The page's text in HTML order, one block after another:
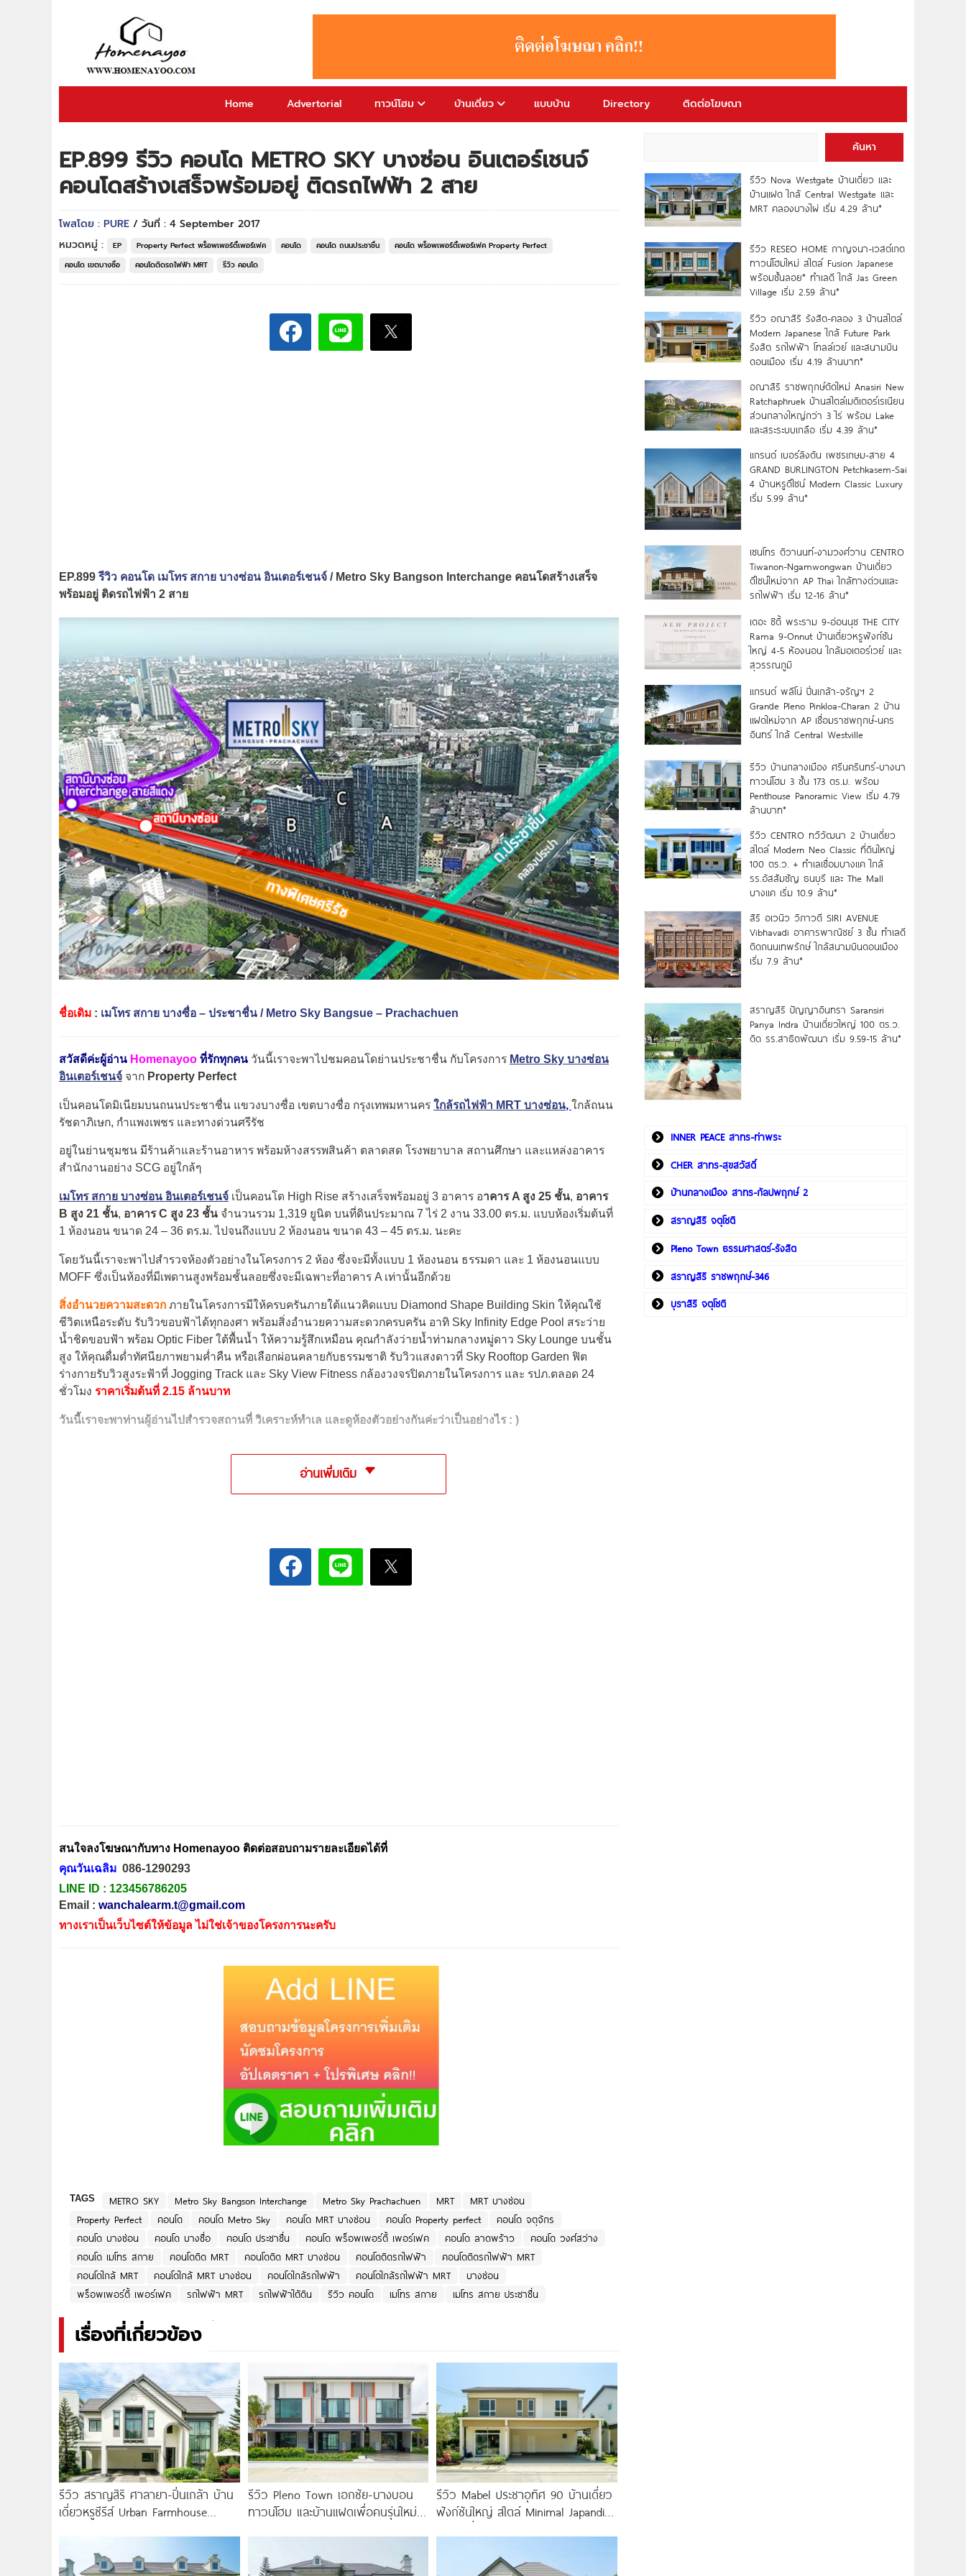
Home Advertorial ทาวน์โฮม บ้านเดี่ยว แบบบ้าน Directory ติดต่อโฆษณา
EP.899 รีวิว คอนโด METRO SKY บางซ่อน อินเตอร์เชนจ์
คอนโดสร้างเสร็จพร้อมอยู่ ติดรถไฟฟ้า 2 สาย
โพสโดย : PURE / วันที่ : 4 September 2017
หมวดหมู่ :
EP Property Perfect พร็อพเพอร์ตี้เพอร์เฟค คอนโด คอนโด ถนนประชาชื่น
คอนโด พร็อพเพอร์ตี้เพอร์เฟค Property Perfect
คอนโด เขตบางซื่อ
คอนโดติดรถไฟฟ้า MRT รีวิว คอนโด
EP.899รีวิว คอนโด เมโทร สกาย บางซ่อน อินเตอร์เชนจ์ / Metro Sky Bangson Interchange คอนโดสร้างเสร็จ
พร้อมอยู่ ติดรถไฟฟ้า 2 สาย
ชื่อเดิม : เมโทร สกาย บางซื่อ – ประชาชื่น / Metro Sky Bangsue – Prachachuen
สวัสดีค่ะผู้อ่าน Homenayoo ที่รักทุกคน วันนี้เราจะพาไปชมคอนโดย่านประชาชื่น กับโครงการ Metro Sky บางซ่อน
อินเตอร์เชนจ์ จาก Property Perfect
เป็นคอนโดมิเนียมบนถนนประชาชื่น แขวงบางซื่อ เขตบางซื่อ กรุงเทพมหานคร ใกล้รถไฟฟ้า MRT บางซ่อน, ใกล้ถนน
รัชดาภิเษก, กำแพงเพชร และทางด่วนศรีรัช
อยู่ในย่านชุมชน มีร้านค้าและร้านอาหาร พร้อมห้างสรรพสินค้า ตลาดสด โรงพยาบาล สถานศึกษา และแหล่งอาคาร
สำนักงานอย่าง SCG อยู่ใกล้ๆ
เมโทร สกาย บางซ่อน อินเตอร์เชนจ์ เป็นคอนโด High Rise สร้างเสร็จพร้อมอยู่ 3 อาคาร อาคาร A สูง 25 ชั้น, อาคาร
B สูง 21 ชั้น, อาคาร C สูง 23 ชั้น จำนวนรวม 1,319 ยูนิต บนที่ดินประมาณ 7 ไร่ 2 งาน 33.00 ตร.ม. แบบห้องเริ่มต้นที่
1 ห้องนอน ขนาด 24 – 36 ตร.ม. ไปจนถึงแบบ 2 ห้องนอน ขนาด 43 – 45 ตร.ม. นะคะ
โดยวันนี้เราจะพาไปสำรวจห้องตัวอย่างในโครงการ 2 ห้อง ซึ่งจะมีทั้งแบบ 1 ห้องนอน ธรรมดา และ 1 ห้องนอนแบบ
MOFF ซึ่งเป็นห้องที่มีเพดานสูงพร้อมชั้นลอยซึ่งจะมีเฉพาะที่อาคาร A เท่านั้นอีกด้วย
สิ่งอำนวยความสะดวก ภายในโครงการมีให้ครบครันภายใต้แนวคิดแบบ Diamond Shape Building Skin ให้คุณใช้
ชีวิตเหนือระดับ รับวิวขอบฟ้าได้ทุกองศา พร้อมสิ่งอำนวยความสะดวกครบครัน อาทิ Sky Infinity Edge Pool สระว่าย
น้ำชิดขอบฟ้า พร้อม Optic Fiber ใต้พื้นน้ำ ให้ความรู้สึกเหมือน คุณกำลังว่ายน้ำท่ามกลางหมู่ดาว Sky Lounge บนชั้น
สูง ให้คุณดื่มด่ำทัศนียภาพยามค่ำคืน หรือเลือกผ่อนคลายกับธรรมชาติ รับวิวแสงดาวที่ Sky Rooftop Garden ฟิต
ร่างกายรับวิวสูงระฟ้าที่ Jogging Track และ Sky View Fitness กล้องวงจรปิดภายในโครงการ และ รปภ.ตลอด 24
ชั่วโมง ราคาเริ่มต้นที่ 2.15 ล้านบาท
วันนี้เราจะพาท่านผู้อ่านไปสำรวจสถานที่ วิเคราะห์ทำเล และดูห้องตัวอย่างกันค่ะว่าเป็นอย่างไร : )
อ่านเพิ่มเติม
สนใจลงโฆษณากับทาง Homenayoo ติดต่อสอบถามรายละเอียดได้ที่
คุณวันเฉลิม 086-1290293
LINE ID : 123456786205
Email : wanchalearm.t@gmail.com
ทางเราเป็นเว็บไซต์ให้ข้อมูล ไม่ใช่เจ้าของโครงการนะครับ
TAGS METRO SKY Metro Sky Bangson Interchange Metro Sky Prachachuen MRT
MRT บางซ่อน
Property Perfect
คอนโด คอนโด Metro Sky คอนโด MRT บางซ่อน คอนโด Property perfect
คอนโด จตุจักร
คอนโด บางซ่อน
คอนโด บางซื่อ คอนโด ประชาชื่น คอนโด พร็อพเพอร์ตี้ เพอร์เฟค คอนโด ลาดพร้าว
คอนโด วงศ์สว่าง
คอนโด เมโทร สกาย
คอนโดติด MRT คอนโดติด MRT บางซ่อน คอนโดติดรถไฟฟ้า
คอนโดติดรถไฟฟ้า MRT
คอนโดใกล้ MRT
คอนโดใกล้ MRT บางซ่อน คอนโดใกล้รถไฟฟ้า คอนโดใกล้รถไฟฟ้า MRT
บางซ่อน
พร็อพเพอร์ตี้ เพอร์เฟค
รถไฟฟ้า MRT รถไฟฟ้าใต้ดิน รีวิว คอนโด เมโทร สกาย เมโทร สกาย ประชาชื่น
เรื่องที่เกี่ยวข้อง
รีวิว สราญสิริ ศาลายา-ปิ่นเกล้า บ้าน
เดี่ยวหรูซีรีส์ Urban Farmhouse
รีวิว Pleno Town เอกชัย-บางบอน
ทาวน์โฮม และบ้านแฝดเพื่อคนรุ่นใหม่
รีวิว Mabel ประชาอุทิศ 90 บ้านเดี่ยว
ฟังก์ชันใหญ่ สไตล์ Minimal Japandi
ค้นหา
รีวิว Nova Westgate บ้านเดี่ยว และ
บ้านแฝด ใกล้ Central Westgate และ
MRT คลองบางไผ่ เริ่ม 4.29 ล้าน*
รีวิว RESEO HOME กาญจนา-เวสต์เกต
ทาวน์โฮมใหม่ สไตล์ Fusion Japanese
พร้อมชั้นลอย* ทำเลดี ใกล้ Jas Green
Village เริ่ม 2.59 ล้าน*
รีวิว อณาสิริ รังสิต-คลอง 3 บ้านสไตล์
Modern Japanese ใกล้ Future Park
รังสิต รถไฟฟ้า โทลล์เวย์ และสนามบิน
ดอนเมือง เริ่ม 4.19 ล้านบาท*
อณาสิริ ราชพฤกษ์ตัดใหม่ Anasiri New
Ratchaphruek บ้านสไตล์เมดิเตอร์เรเนียน
ส่วนกลางใหญ่กว่า 3 ไร่ พร้อม Lake
และสระระบบเกลือ เริ่ม 4.39 ล้าน*
แกรนด์ เบอร์ลิงตัน เพชรเกษม-สาย 4
GRAND BURLINGTON Petchkasem-Sai
4 บ้านหรูดีไซน์ Modern Classic Luxury
เริ่ม 5.99 ล้าน*
เซนโทร ติวานนท์-งามวงศ์วาน CENTRO
Tiwanon-Ngamwongwan บ้านเดี่ยว
ดีไซน์ใหม่จาก AP Thai ใกล้ทางด่วนและ
รถไฟฟ้า เริ่ม 12-16 ล้าน*
เดอะ ซิตี้ พระราม 9-อ่อนนุช THE CITY
Rama 9-Onnut บ้านเดี่ยวหรูฟังก์ชัน
ใหญ่ 4-5 ห้องนอน ใกล้มอเตอร์เวย์ และ
สุวรรณภูมิ
แกรนด์ พลีโน่ ปิ่นเกล้า-จรัญฯ 2
Grande Pleno Pinkloa-Charan 2 บ้าน
แฝดใหม่จาก AP เชื่อมราชพฤกษ์-นคร
อินทร์ ใกล้ Central Westville
รีวิว บ้านกลางเมือง ศรีนครินทร์-บางนา
ทาวน์โฮม 3 ชั้น 173 ตร.ม. พร้อม
Penthouse Panoramic View เริ่ม 4.79
ล้านบาท*
รีวิว CENTRO ทวีวัฒนา 2 บ้านเดี่ยว
สไตล์ Modern Neo Classic ที่ดินใหญ่
100 ตร.ว. + ทำเลเชื่อมบางแค ใกล้
รร.อัสสัมชัญ ธนบุรี และ The Mall
บางแค เริ่ม 10.9 ล้าน*
สิริ อเวนิว วิภาวดี SIRI AVENUE
Vibhavadi อาคารพาณิชย์ 3 ชั้น ทำเลดี
ติดถนนเทพรักษ์ ใกล้สนามบินดอนเมือง
เริ่ม 7.9 ล้าน*
สราญสิริ ปัญญาอินทรา Saransiri
Panya Indra บ้านเดี่ยวใหญ่ 100 ตร.ว.
ดิด รร.สาธิตพัฒนา เริ่ม 9.59-15 ล้าน*
INNER PEACE สาทร-ท่าพระ
CHER สาทร-สุขสวัสดิ์
บ้านกลางเมือง สาทร-กัลปพฤกษ์ 2
สราญสิริ จตุโชติ
Pleno Town ธรรมศาสตร์-รังสิต
สราญสิริ ราชพฤกษ์-346
บุราสิริ จตุโชติ